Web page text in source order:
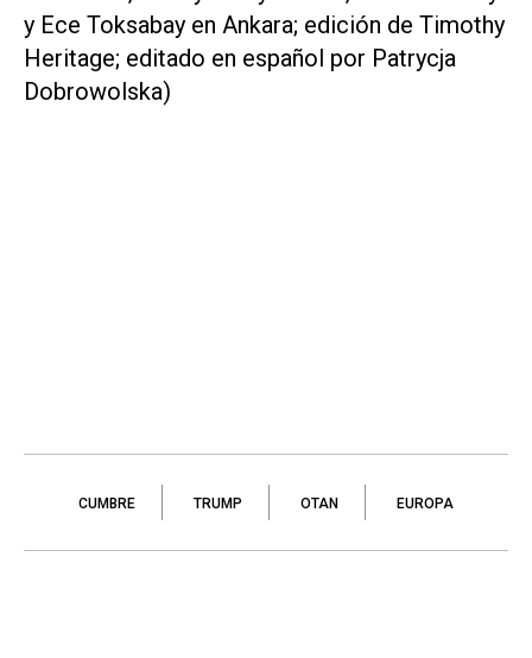
y Ece Toksabay en Ankara; edición de Timothy
Heritage; editado en español por Patrycja
Dobrowolska)
CUMBRE TRUMP OTAN EUROPA